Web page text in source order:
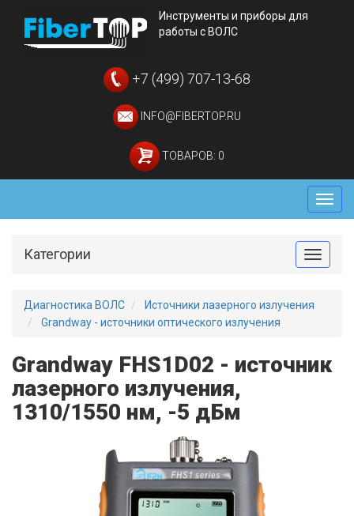
Инструменты и приборы для
работы с ВОЛС
+7 (499) 707-13-68
INFO@FIBERTOP.RU
ТОВАРОВ: 0
Меню
Toggle
Категории
Диагностика ВОЛС
Источники лазерного излучения
Grandway - источники оптического излучения
Grandway FHS1D02 - источник
лазерного излучения,
1310/1550 нм, -5 дБм